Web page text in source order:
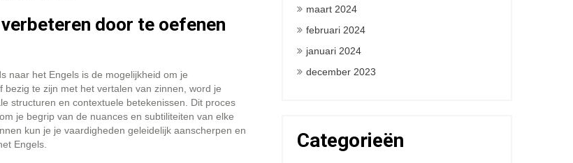
door te oefenen
naar het Engels is de mogelijkheid om je
te zijn met het vertalen van zinnen, word je
structuren en contextuele betekenissen. Dit proces
je begrip van de nuances en subtiliteiten van elke
kun je je vaardigheden geleidelijk aanscherpen en
Engels.
maart 2024
februari 2024
januari 2024
december 2023
Categorieën